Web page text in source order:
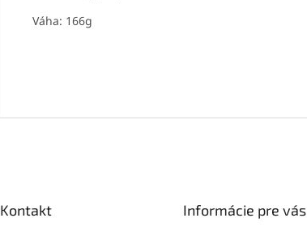
Váha: 166g
Kontakt Informácie pre vás